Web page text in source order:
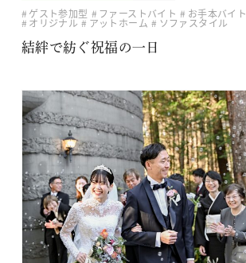
ゲスト参加型
ファーストバイト お手本バイト
オリジナル アットホーム
ソファスタイル
結絆で紡ぐ祝福の一日